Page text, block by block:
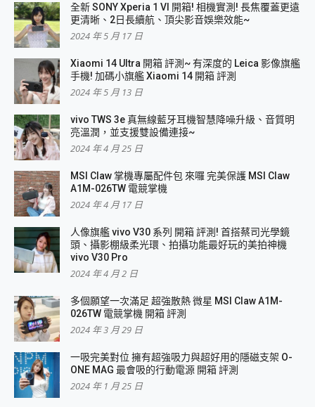
全新 SONY Xperia 1 VI 開箱! 相機實測! 長焦覆蓋更遠
更清晰、2日長續航、頂尖影音娛樂效能~
2024 年 5 月 17 日
Xiaomi 14 Ultra 開箱 評測~ 有深度的 Leica 影像旗艦
手機! 加碼小旗艦 Xiaomi 14 開箱 評測
2024 年 5 月 13 日
vivo TWS 3e 真無線藍牙耳機智慧降噪升級、音質明
亮溫潤，並支援雙設備連接~
2024 年 4 月 25 日
MSI Claw 掌機專屬配件包 來囉 完美保護 MSI Claw
A1M-026TW 電競掌機
2024 年 4 月 17 日
人像旗艦 vivo V30 系列 開箱 評測! 首搭蔡司光學鏡
頭、攝影棚級柔光環、拍攝功能最好玩的美拍神機
vivo V30 Pro
2024 年 4 月 2 日
多個願望一次滿足 超強散熱 微星 MSI Claw A1M-
026TW 電競掌機 開箱 評測
2024 年 3 月 29 日
一吸完美對位 擁有超強吸力與超好用的隱磁支架 O-
ONE MAG 最會吸的行動電源 開箱 評測
2024 年 1 月 25 日